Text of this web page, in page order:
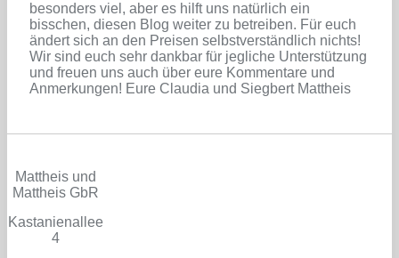
besonders viel, aber es hilft uns natürlich ein
bisschen, diesen Blog weiter zu betreiben. Für euch
ändert sich an den Preisen selbstverständlich nichts!
Wir sind euch sehr dankbar für jegliche Unterstützung
und freuen uns auch über eure Kommentare und
Anmerkungen! Eure Claudia und Siegbert Mattheis
Mattheis und
Mattheis GbR
Kastanienallee
4